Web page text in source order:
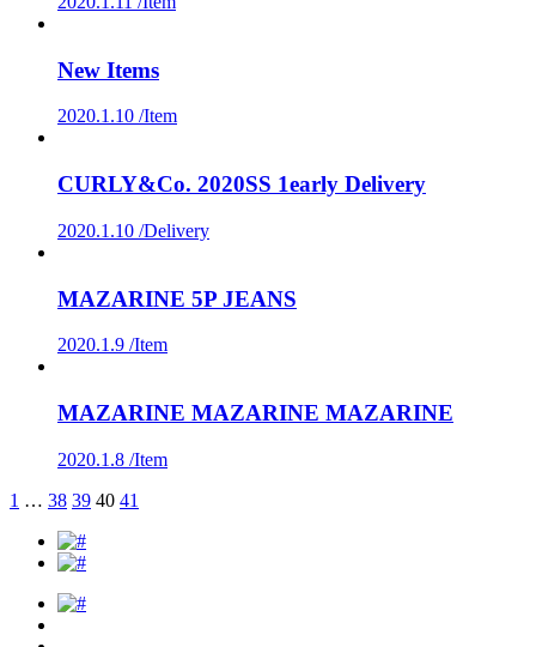
New Items
2020.1.10 /Item
CURLY&Co. 2020SS 1early Delivery
2020.1.10 /Delivery
MAZARINE 5P JEANS
2020.1.9 /Item
MAZARINE MAZARINE MAZARINE
2020.1.8 /Item
1 … 38 39 40 41